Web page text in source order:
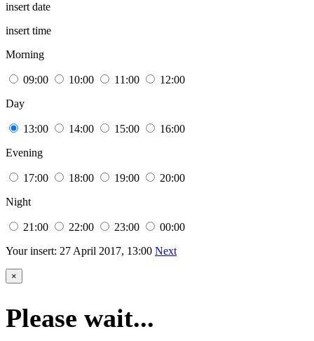
insert date
insert time
Morning
09:00 10:00 11:00
12:00
Day
13:00 14:00 15:00
16:00
Evening
17:00 18:00 19:00
20:00
Night
21:00 22:00 23:00
00:00
Your insert: 27 April 2017, 13:00 Next
×
Please wait...